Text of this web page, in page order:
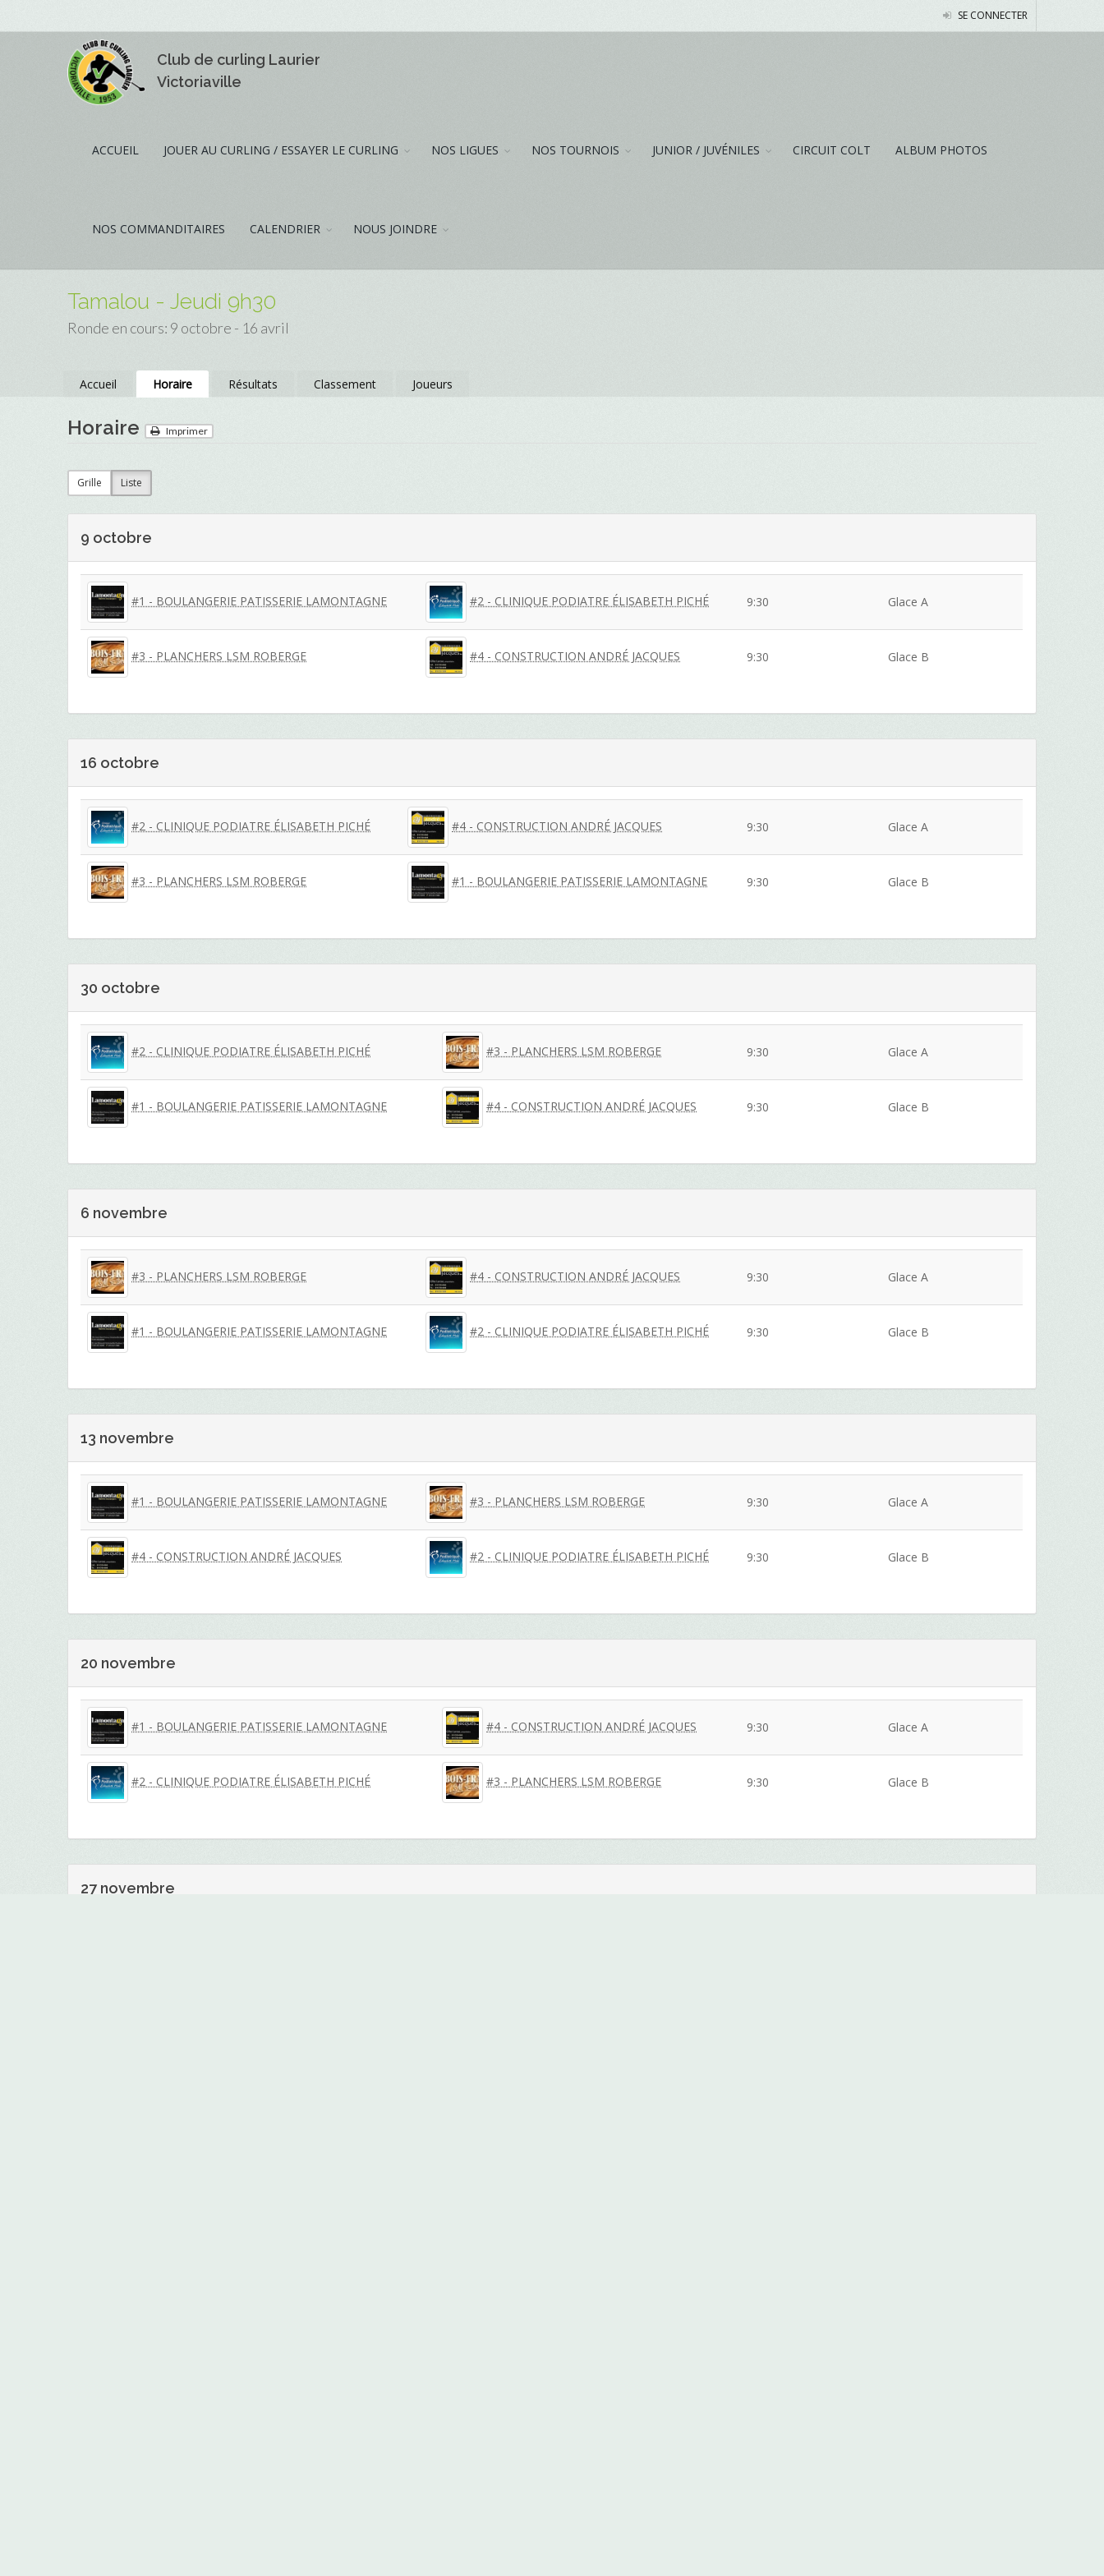
SE CONNECTER
Club de curling Laurier
Victoriaville
ACCUEIL JOUER AU CURLING / ESSAYER LE CURLING NOS LIGUES NOS TOURNOIS JUNIOR / JUVÉNILES CIRCUIT COLT ALBUM PHOTOS
NOS COMMANDITAIRES CALENDRIER NOUS JOINDRE
Tamalou - Jeudi 9h30
Ronde en cours: 9 octobre - 16 avril
Accueil Horaire Résultats Classement Joueurs
Horaire Imprimer
Grille Liste
9 octobre
#1 - BOULANGERIE PATISSERIE LAMONTAGNE #2 - CLINIQUE PODIATRE ÉLISABETH PICHÉ 9:30 Glace A
#3 - PLANCHERS LSM ROBERGE #4 - CONSTRUCTION ANDRÉ JACQUES 9:30 Glace B
16 octobre
#2 - CLINIQUE PODIATRE ÉLISABETH PICHÉ #4 - CONSTRUCTION ANDRÉ JACQUES 9:30 Glace A
#3 - PLANCHERS LSM ROBERGE #1 - BOULANGERIE PATISSERIE LAMONTAGNE 9:30 Glace B
30 octobre
#2 - CLINIQUE PODIATRE ÉLISABETH PICHÉ #3 - PLANCHERS LSM ROBERGE 9:30 Glace A
#1 - BOULANGERIE PATISSERIE LAMONTAGNE #4 - CONSTRUCTION ANDRÉ JACQUES 9:30 Glace B
6 novembre
#3 - PLANCHERS LSM ROBERGE #4 - CONSTRUCTION ANDRÉ JACQUES 9:30 Glace A
#1 - BOULANGERIE PATISSERIE LAMONTAGNE #2 - CLINIQUE PODIATRE ÉLISABETH PICHÉ 9:30 Glace B
13 novembre
#1 - BOULANGERIE PATISSERIE LAMONTAGNE #3 - PLANCHERS LSM ROBERGE 9:30 Glace A
#4 - CONSTRUCTION ANDRÉ JACQUES #2 - CLINIQUE PODIATRE ÉLISABETH PICHÉ 9:30 Glace B
20 novembre
#1 - BOULANGERIE PATISSERIE LAMONTAGNE #4 - CONSTRUCTION ANDRÉ JACQUES 9:30 Glace A
#2 - CLINIQUE PODIATRE ÉLISABETH PICHÉ #3 - PLANCHERS LSM ROBERGE 9:30 Glace B
27 novembre